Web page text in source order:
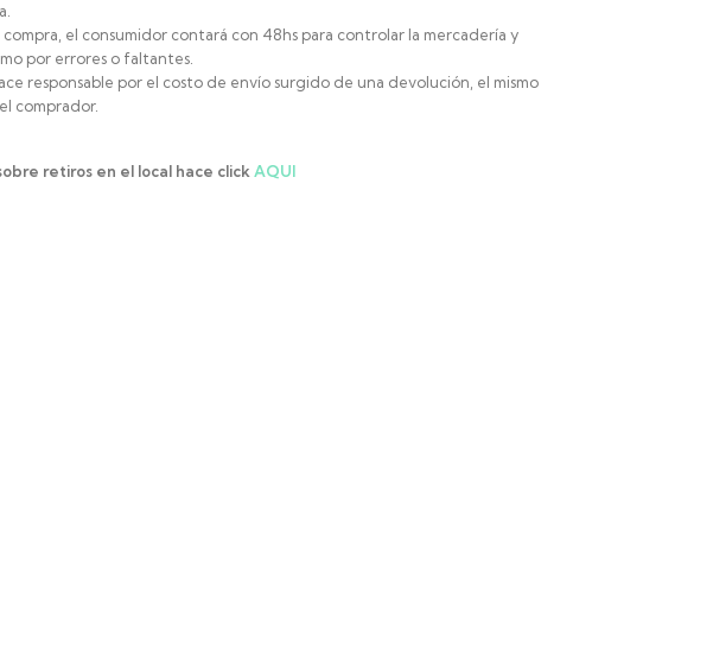
el consumidor contará con 48hs para controlar la mercadería y
por errores o faltantes.
responsable por el costo de envío surgido de una devolución, el mismo
comprador.
retiros en el local hace click AQUI